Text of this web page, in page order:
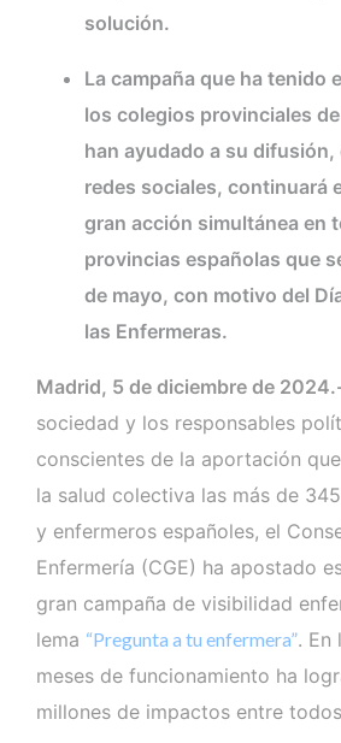
solución.
La campaña que ha tenido
los colegios provinciales
han ayudado a su difusión,
redes sociales, continuará
gran acción simultánea en
provincias españolas que
de mayo, con motivo del
las Enfermeras.
Madrid, 5 de diciembre de
sociedad y los responsables
conscientes de la aportación
la salud colectiva las más de
y enfermeros españoles, el
Enfermería (CGE) ha apostado
gran campaña de visibilidad
lema “Pregunta a tu enfermera”. En
meses de funcionamiento ha
millones de impactos entre